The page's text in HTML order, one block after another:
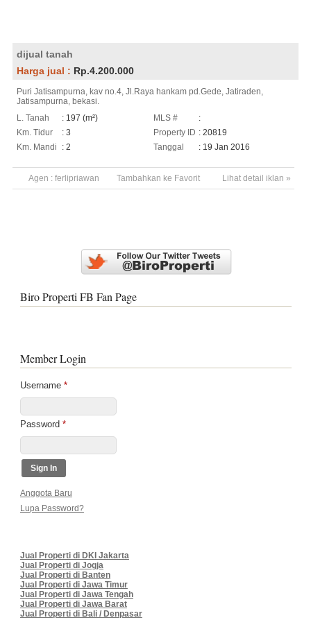
dijual tanah
Harga jual : Rp.4.200.000
Puri Jatisampurna, kav no.4, Jl.Raya hankam pd.Gede, Jatiraden,
Jatisampurna, bekasi.
L. Tanah
: 197 (m²)
Km. Tidur
: 3
Km. Mandi
: 2
MLS #
:
Property ID : 20819
Tanggal
: 19 Jan 2016
Agen : ferlipriawan Lihat detail iklan »
Tambahkan ke Favorit
Biro Properti FB Fan Page
Member Login
Username *
Password *
Anggota Baru
Lupa Password?
Jual Properti di DKI Jakarta
Jual Properti di Jogja
Jual Properti di Banten
Jual Properti di Jawa Timur
Jual Properti di Jawa Tengah
Jual Properti di Jawa Barat
Jual Properti di Bali / Denpasar